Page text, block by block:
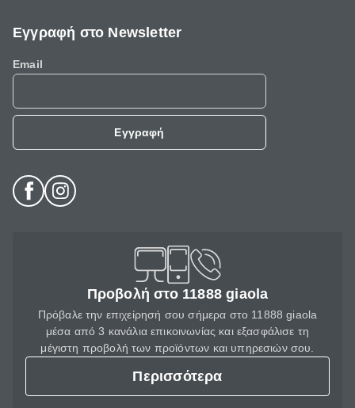
Εγγραφή στο Newsletter
Email
Εγγραφή
Προβολή στο 11888 giaola
Πρόβαλε την επιχείρησή σου σήμερα στο 11888 giaola
μέσα από 3 κανάλια επικοινωνίας και εξασφάλισε τη
μέγιστη προβολή των προϊόντων και υπηρεσιών σου.
Περισσότερα